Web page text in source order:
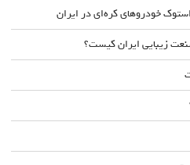
خودروهای کره‌ای در ایران
زیبایی ایران کیست؟